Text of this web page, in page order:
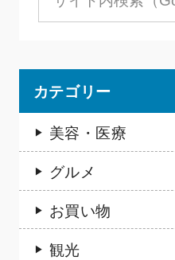
カテゴリー
美容・医療
グルメ
お買い物
観光